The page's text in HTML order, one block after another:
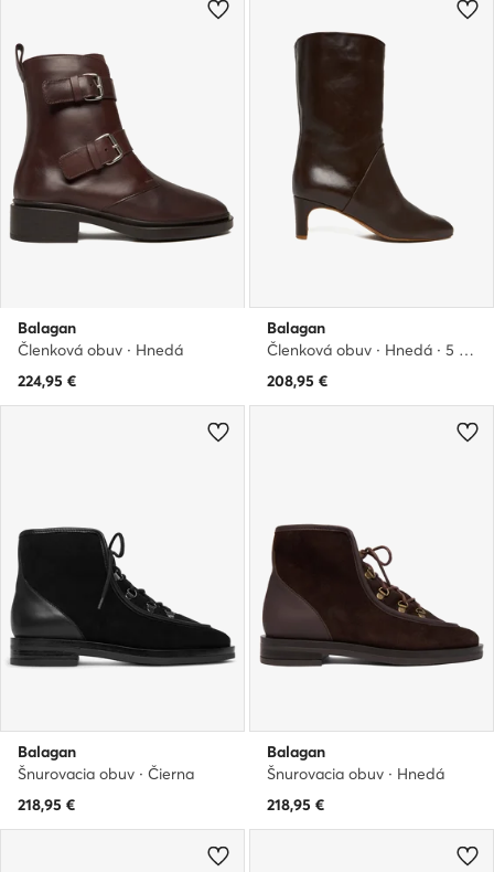
Balagan
Členková obuv · Hnedá
224,95 €
Balagan
Členková obuv · Hnedá · 5 cm
208,95 €
Balagan
Šnurovacia obuv · Čierna
218,95 €
Balagan
Šnurovacia obuv · Hnedá
218,95 €